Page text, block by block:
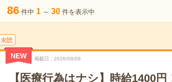
86 件中 1 ～ 30 件を表示中
未読
NEW 掲載日 2026/08/08
【医療行為はナシ】時給1400